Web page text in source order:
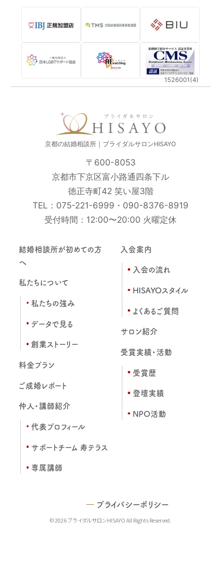
1526001(4)
京都の結婚相談所｜ブライダルサロンHISAYO
〒600-8053
京都市下京区富小路通四条下ル
徳正寺町42 笑い屋3階
TEL： 075-221-6999 ・ 090-8376-8919
受付時間：12:00〜20:00 火曜定休
結婚相談所が初めての方
へ
私たちについて
私たちの強み
データで見る
創業ストーリー
料金プラン
ご成婚レポート
仲人・講師紹介
代表プロフィール
サポートチーム 寿テラス
専属講師
入会案内
入会の流れ
HISAYOスタイル
よくあるご質問
サロン紹介
受賞実績・活動
受賞歴
登壇実績
NPO活動
プライバシーポリシー
© 2026 ブライダルサロンHISAYO All Rights Reserved.